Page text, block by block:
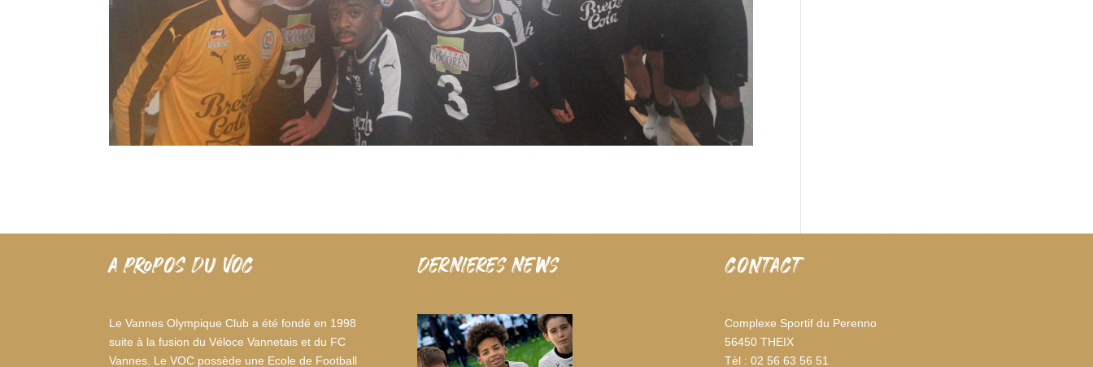
A PROPOS DU VOC
Le Vannes Olympique Club a été fondé en 1998
suite à la fusion du Véloce Vannetais et du FC
Vannes. Le VOC possède une Ecole de Football
dernieres news CONTACT
Complexe Sportif du Perenno
56450 THEIX
Tèl : 02 56 63 56 51